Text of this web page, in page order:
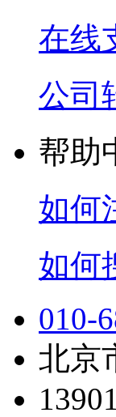
在线
公司
帮助
如何
如何
010-
北京